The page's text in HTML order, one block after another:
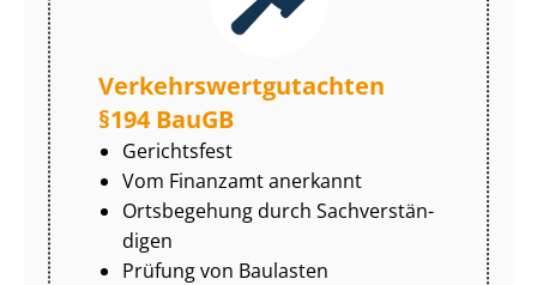
Ver­kehrs­wert­gut­ach­ten
§194 BauGB
Gerichtsfest
Vom Finanzamt anerkannt
Ortsbegehung durch Sach­ver­stän­
di­gen
Prüfung von Baulasten